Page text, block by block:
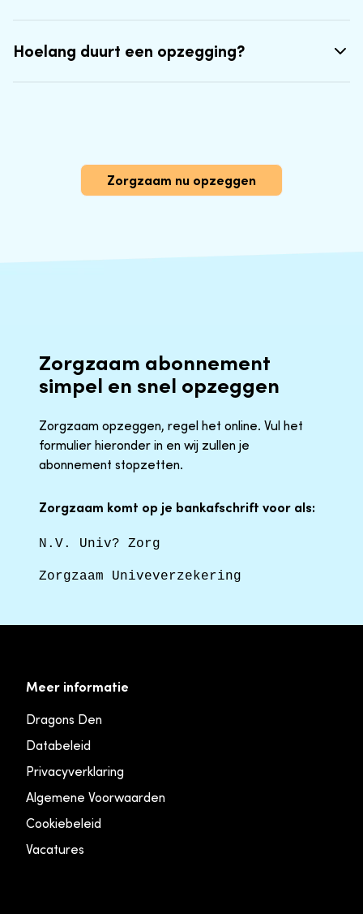
Hoelang duurt een opzegging?
Zorgzaam nu opzeggen
Zorgzaam abonnement
simpel en snel opzeggen
Zorgzaam opzeggen, regel het online. Vul het
formulier hieronder in en wij zullen je
abonnement stopzetten.
Zorgzaam komt op je bankafschrift voor als:
N.V. Univ? Zorg
Zorgzaam Univeverzekering
Meer informatie
Dragons Den
Databeleid
Privacyverklaring
Algemene Voorwaarden
Cookiebeleid
Vacatures